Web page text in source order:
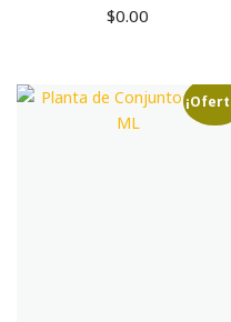
$0.00